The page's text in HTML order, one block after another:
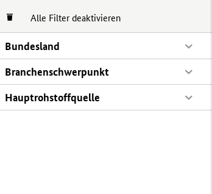
Alle Filter deaktivieren
Bundesland
Branchenschwerpunkt
Hauptrohstoffquelle